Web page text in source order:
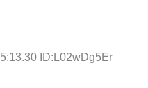
ID:L02wDg5Er